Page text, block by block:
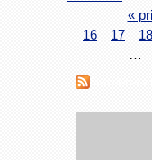
«
16
17 18
…